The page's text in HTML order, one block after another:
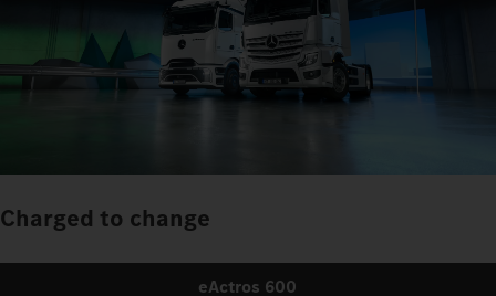
Charged to change
eActros 600